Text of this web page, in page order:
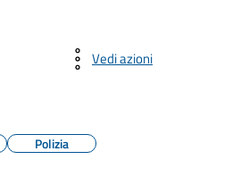
Vedi azioni
Polizia